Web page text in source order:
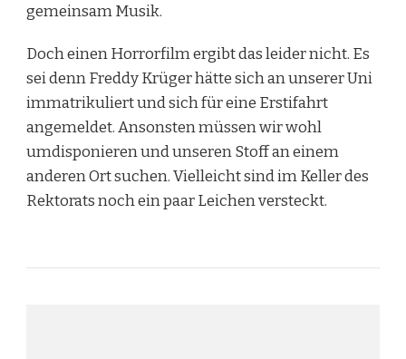
gemeinsam Musik.
Doch einen Horrorfilm ergibt das leider nicht. Es
sei denn Freddy Krüger hätte sich an unserer Uni
immatrikuliert und sich für eine Erstifahrt
angemeldet. Ansonsten müssen wir wohl
umdisponieren und unseren Stoff an einem
anderen Ort suchen. Vielleicht sind im Keller des
Rektorats noch ein paar Leichen versteckt.